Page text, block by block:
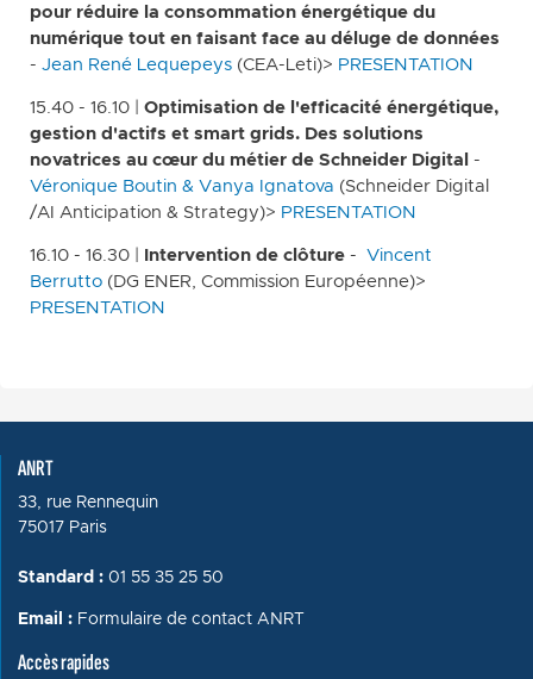
pour réduire la consommation énergétique du
numérique tout en faisant face au déluge de données
- Jean René Lequepeys(CEA-Leti)> PRESENTATION
15.40 - 16.10 | Optimisation de l'efficacité énergétique,
gestion d'actifs et smart grids. Des solutions
novatrices au cœur du métier de Schneider Digital -
Véronique Boutin & Vanya Ignatova (Schneider Digital
/AI Anticipation & Strategy)> PRESENTATION
16.10 - 16.30 | Intervention de clôture - Vincent
Berrutto (DG ENER, Commission Européenne)>
PRESENTATION
ANRT
33, rue Rennequin
75017 Paris
Standard : 01 55 35 25 50
Email : Formulaire de contact ANRT
Accès rapides